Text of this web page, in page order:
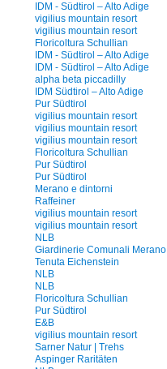
IDM - Südtirol – Alto Adige
vigilius mountain resort
vigilius mountain resort
Floricoltura Schullian
IDM - Südtirol – Alto Adige
IDM - Südtirol – Alto Adige
alpha beta piccadilly
IDM Südtirol – Alto Adige
Pur Südtirol
vigilius mountain resort
vigilius mountain resort
vigilius mountain resort
Floricoltura Schullian
Pur Südtirol
Pur Südtirol
Merano e dintorni
Raffeiner
vigilius mountain resort
vigilius mountain resort
NLB
Giardinerie Comunali Merano
Tenuta Eichenstein
NLB
NLB
Floricoltura Schullian
Pur Südtirol
E&B
vigilius mountain resort
Sarner Natur | Trehs
Aspinger Raritäten